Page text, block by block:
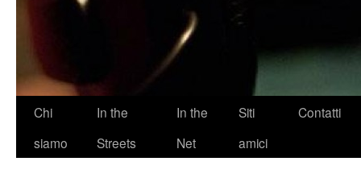
Saltar
Chi
siamo
In the
Streets
In the
Net
Siti
amici
Contatti